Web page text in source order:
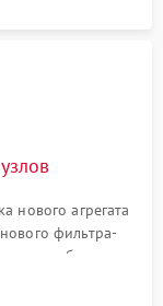
нового агрегата
фильтра-
обдува,
петель.